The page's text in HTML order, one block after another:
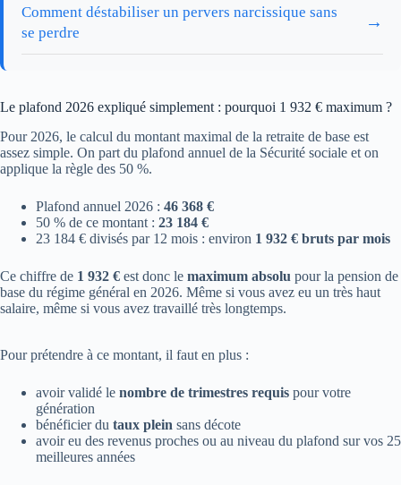
Comment déstabiliser un pervers narcissique sans
se perdre
→
Le plafond 2026 expliqué simplement : pourquoi 1 932 € maximum ?
Pour 2026, le calcul du montant maximal de la retraite de base est
assez simple. On part du plafond annuel de la Sécurité sociale et on
applique la règle des 50 %.
Plafond annuel 2026 : 46 368 €
50 % de ce montant : 23 184 €
23 184 € divisés par 12 mois : environ 1 932 € bruts par mois
Ce chiffre de 1 932 € est donc le maximum absolu pour la pension de
base du régime général en 2026. Même si vous avez eu un très haut
salaire, même si vous avez travaillé très longtemps.
Pour prétendre à ce montant, il faut en plus :
avoir validé le nombre de trimestres requis pour votre
génération
bénéficier du taux plein sans décote
avoir eu des revenus proches ou au niveau du plafond sur vos 25
meilleures années